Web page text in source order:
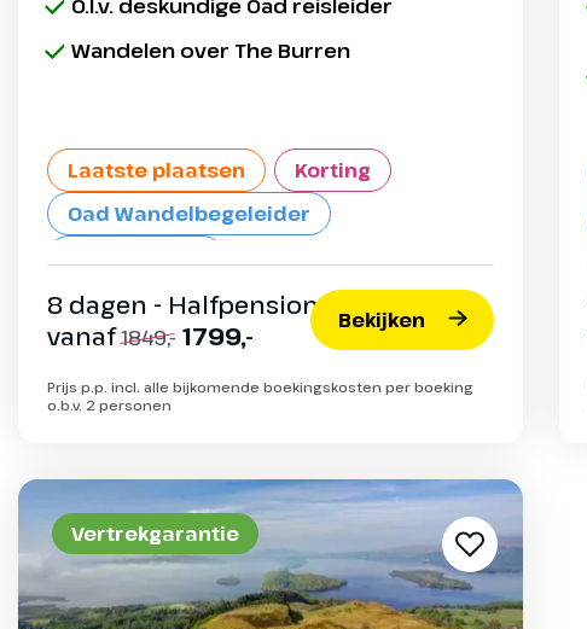
O.l.v. deskundige Oad reisleider
Wandelen over The Burren
Laatste plaatsen
Korting
Oad Wandelbegeleider
8 dagen - Halfpension
vanaf1849,- 1799,- Bekijken
Prijs p.p. incl. alle bijkomende boekingskosten per boeking
o.b.v. 2 personen
Vertrekgarantie